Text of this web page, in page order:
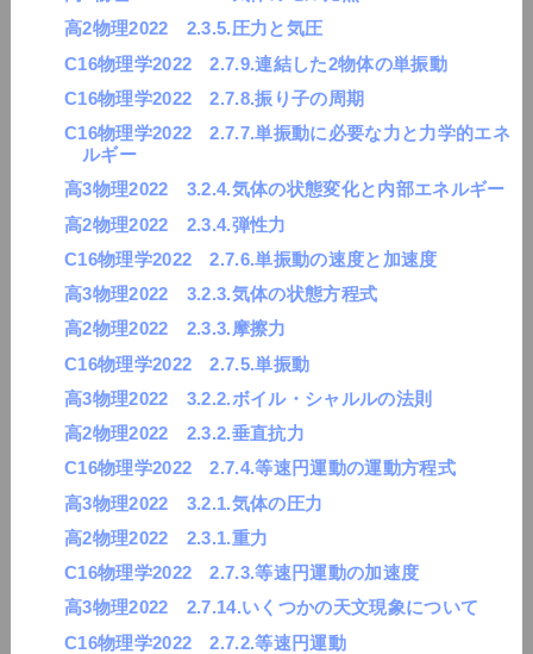
高2物理2022 2.3.5.圧力と気圧
C16物理学2022 2.7.9.連結した2物体の単振動
C16物理学2022 2.7.8.振り子の周期
C16物理学2022 2.7.7.単振動に必要な力と力学的エネ
ルギー
高3物理2022 3.2.4.気体の状態変化と内部エネルギー
高2物理2022 2.3.4.弾性力
C16物理学2022 2.7.6.単振動の速度と加速度
高3物理2022 3.2.3.気体の状態方程式
高2物理2022 2.3.3.摩擦力
C16物理学2022 2.7.5.単振動
高3物理2022 3.2.2.ボイル・シャルルの法則
高2物理2022 2.3.2.垂直抗力
C16物理学2022 2.7.4.等速円運動の運動方程式
高3物理2022 3.2.1.気体の圧力
高2物理2022 2.3.1.重力
C16物理学2022 2.7.3.等速円運動の加速度
高3物理2022 2.7.14.いくつかの天文現象について
C16物理学2022 2.7.2.等速円運動